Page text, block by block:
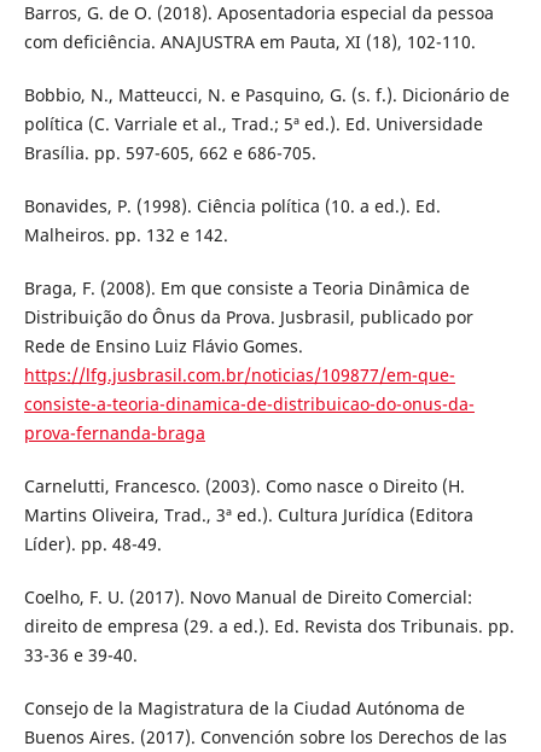
Barros, G. de O. (2018). Aposentadoria especial da pessoa
com deficiência. ANAJUSTRA em Pauta, XI (18), 102-110.
Bobbio, N., Matteucci, N. e Pasquino, G. (s. f.). Dicionário de
política (C. Varriale et al., Trad.; 5ª ed.). Ed. Universidade
Brasília. pp. 597-605, 662 e 686-705.
Bonavides, P. (1998). Ciência política (10. a ed.). Ed.
Malheiros. pp. 132 e 142.
Braga, F. (2008). Em que consiste a Teoria Dinâmica de
Distribuição do Ônus da Prova. Jusbrasil, publicado por
Rede de Ensino Luiz Flávio Gomes.
https://lfg.jusbrasil.com.br/noticias/109877/em-que-
consiste-a-teoria-dinamica-de-distribuicao-do-onus-da-
prova-fernanda-braga
Carnelutti, Francesco. (2003). Como nasce o Direito (H.
Martins Oliveira, Trad., 3ª ed.). Cultura Jurídica (Editora
Líder). pp. 48-49.
Coelho, F. U. (2017). Novo Manual de Direito Comercial:
direito de empresa (29. a ed.). Ed. Revista dos Tribunais. pp.
33-36 e 39-40.
Consejo de la Magistratura de la Ciudad Autónoma de
Buenos Aires. (2017). Convención sobre los Derechos de las